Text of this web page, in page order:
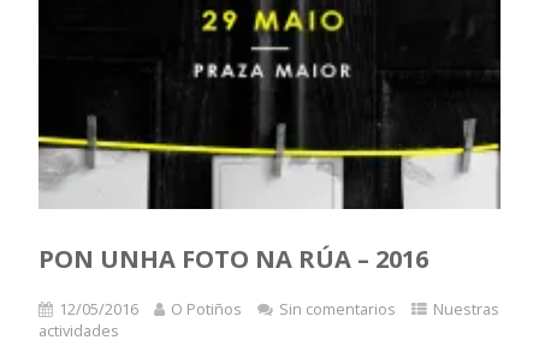
PON UNHA FOTO NA RÚA – 2016
12/05/2016 O Potiños Sin comentarios
Nuestras
actividades